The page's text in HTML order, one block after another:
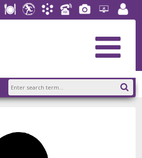
DiningStudentAcademic
PhoneGalleryHelpdesk
EUBAportal